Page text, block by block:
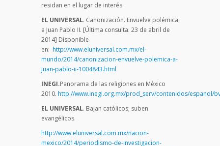
residan en el lugar de interés.
EL UNIVERSAL. Canonización. Envuelve polémica
a Juan Pablo II. [Última consulta: 23 de abril de
2014] Disponible
en: http://www.eluniversal.com.mx/el-
mundo/2014/canonizacion-envuelve-polemica-a-
juan-pablo-ii-1004843.html
INEGI.Panorama de las religiones en México
2010. http://www.inegi.org.mx/prod_serv/contenidos/espanol/
EL UNIVERSAL. Bajan católicos; suben
evangélicos.
http://www.eluniversal.com.mx/nacion-
mexico/2014/periodismo-de-investigacion-